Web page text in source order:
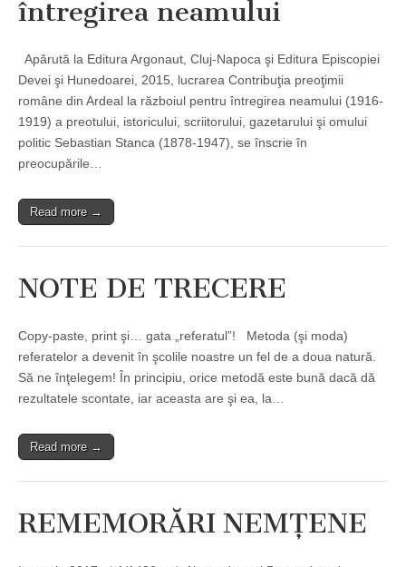
întregirea neamului
Apărută la Editura Argonaut, Cluj-Napoca şi Editura Episcopiei
Devei şi Hunedoarei, 2015, lucrarea Contribuţia preoţimii
române din Ardeal la războiul pentru întregirea neamului (1916-
1919) a preotului, istoricului, scriitorului, gazetarului şi omului
politic Sebastian Stanca (1878-1947), se înscrie în
preocupările…
Read more →
NOTE DE TRECERE
Copy-paste, print şi… gata „referatul”! Metoda (şi moda)
referatelor a devenit în şcolile noastre un fel de a doua natură.
Să ne înţelegem! În principiu, orice metodă este bună dacă dă
rezultatele scontate, iar aceasta are şi ea, la…
Read more →
REMEMORĂRI NEMŢENE